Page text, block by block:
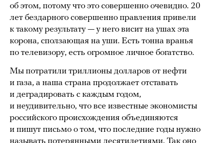
об этом, потому что это совершенно очевидно. 20
лет бездарного совершенно правления привели
к такому результату — у него висит на ушах эта
корона, сползающая на уши. Есть тонна вранья
по телевизору, есть огромное личное богатство.
Мы потратили триллионы долларов от нефти
и газа, а наша страна продолжает отставать
и деградировать с каждым годом,
и неудивительно, что все известные экономисты
российского происхождения объединяются
и пишут письмо о том, что последние годы нужно